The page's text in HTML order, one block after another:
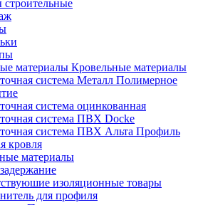
Кровельные материалы
система Металл Полимерное
система оцинкованная
система ПВХ Docke
система ПВХ Альта Профиль
кровля
материалы
изоляционные товары
для профиля